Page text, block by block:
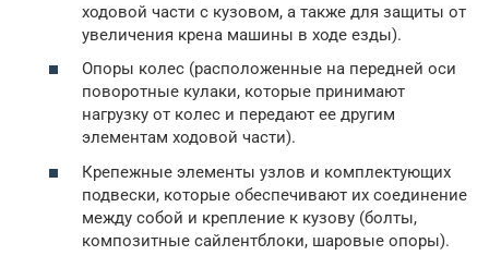
ходовой части с кузовом, а также для защиты от
увеличения крена машины в ходе езды).
Опоры колес (расположенные на передней оси
поворотные кулаки, которые принимают
нагрузку от колес и передают ее другим
элементам ходовой части).
Крепежные элементы узлов и комплектующих
подвески, которые обеспечивают их соединение
между собой и крепление к кузову (болты,
композитные сайлентблоки, шаровые опоры).